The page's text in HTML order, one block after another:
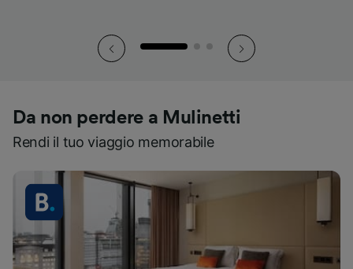
Da non perdere a Mulinetti
Rendi il tuo viaggio memorabile